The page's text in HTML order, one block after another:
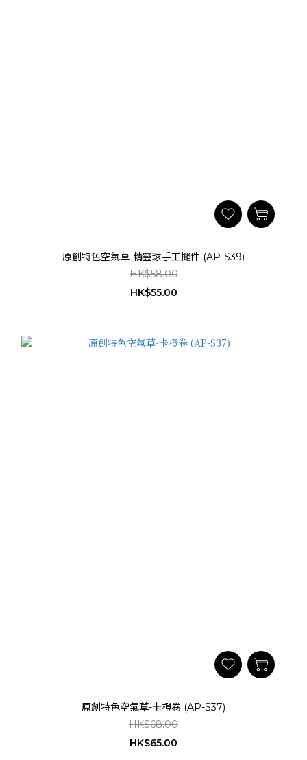
原創特色空氣草-精靈球手工擺件 (AP-S39)
HK$58.00
HK$55.00
原創特色空氣草-卡橙卷 (AP-S37)
HK$68.00
HK$65.00